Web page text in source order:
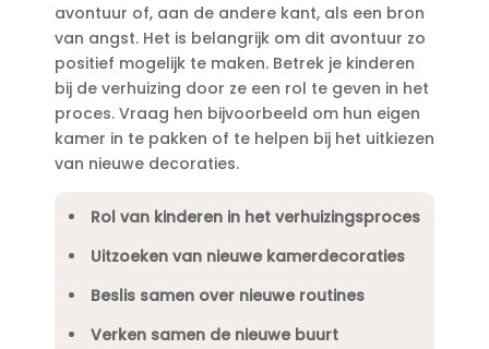
avontuur of, aan de andere kant, als een bron
van angst.​ Het is belangrijk om dit avontuur zo
positief mogelijk te maken.​ Betrek je kinderen
bij de verhuizing door ze een rol te geven in het
proces.​ Vraag hen bijvoorbeeld om hun eigen
kamer in te pakken of te helpen bij het uitkiezen
van nieuwe decoraties.​
Rol van kinderen in het verhuizingsproces
Uitzoeken van nieuwe kamerdecoraties
Beslis samen over nieuwe routines
Verken samen de nieuwe buurt